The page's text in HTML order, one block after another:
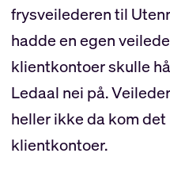
frysveilederen til
hadde en egen
klientkontoer skulle
Ledaal nei på.
heller ikke da kom
klientkontoer.